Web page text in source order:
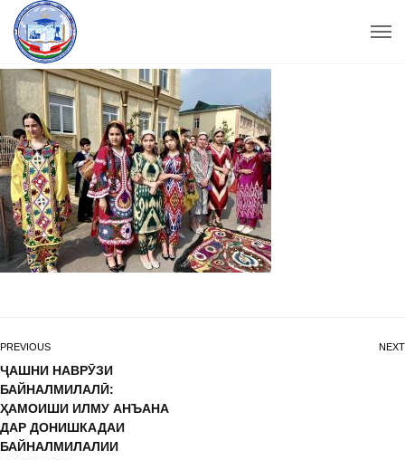
PREVIOUS
ҶАШНИ НАВРӮЗИ
БАЙНАЛМИЛАЛӢ:
ҲАМОИШИ ИЛМУ АНЪАНА
ДАР ДОНИШКАДАИ
БАЙНАЛМИЛАЛИИ
NEXT